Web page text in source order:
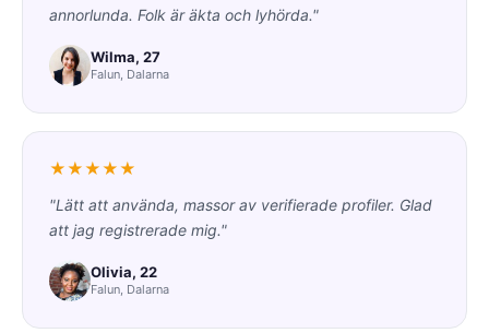
annorlunda. Folk är äkta och lyhörda."
Wilma, 27
Falun, Dalarna
★★★★★
"Lätt att använda, massor av verifierade profiler. Glad
att jag registrerade mig."
Olivia, 22
Falun, Dalarna